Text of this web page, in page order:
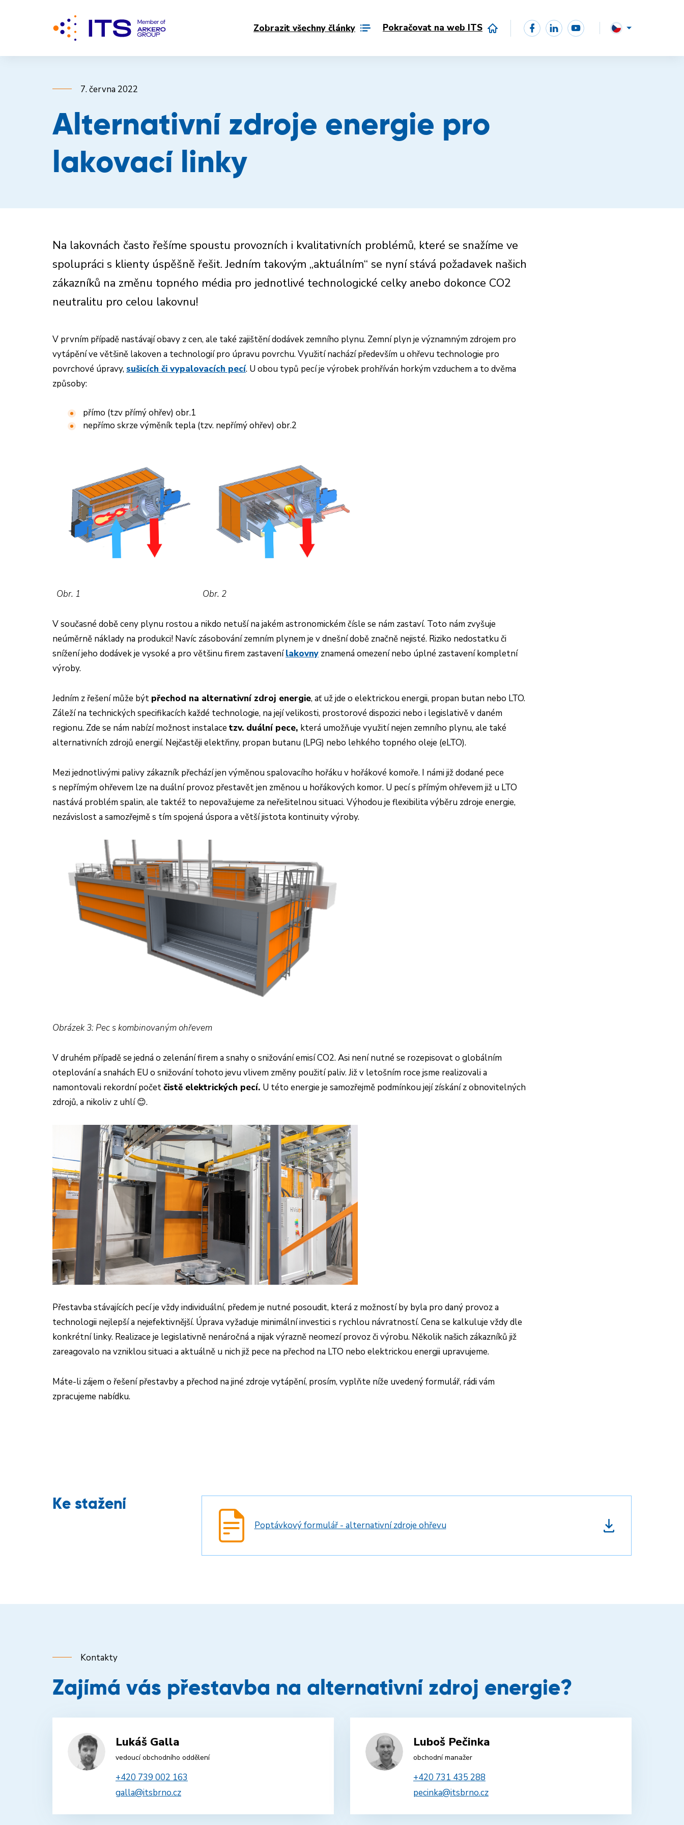
Zobrazit všechny články Pokračovat na web ITS
7. června 2022
Alternativní zdroje energie pro
lakovací linky
Na lakovnách často řešíme spoustu provozních i kvalitativních problémů, které se snažíme ve
spolupráci s klienty úspěšně řešit. Jedním takovým „aktuálním“ se nyní stává požadavek našich
zákazníků na změnu topného média pro jednotlivé technologické celky anebo dokonce CO2
neutralitu pro celou lakovnu!
V prvním případě nastávají obavy z cen, ale také zajištění dodávek zemního plynu. Zemní plyn je významným zdrojem pro
vytápění ve většině lakoven a technologií pro úpravu povrchu. Využití nachází především u ohřevu technologie pro
povrchové úpravy, sušicích či vypalovacích pecí. U obou typů pecí je výrobek prohříván horkým vzduchem a to dvěma
způsoby:
přímo (tzv přímý ohřev) obr.1
nepřímo skrze výměník tepla (tzv. nepřímý ohřev) obr.2
Obr. 1 Obr. 2
V současné době ceny plynu rostou a nikdo netuší na jakém astronomickém čísle se nám zastaví. Toto nám zvyšuje
neúměrně náklady na produkci! Navíc zásobování zemním plynem je v dnešní době značně nejisté. Riziko nedostatku či
snížení jeho dodávek je vysoké a pro většinu firem zastavenílakovny znamená omezení nebo úplné zastavení kompletní
výroby.
Jedním z řešení může být přechod na alternativní zdroj energie, ať už jde o elektrickou energii, propan butan nebo LTO.
Záleží na technických specifikacích každé technologie, na její velikosti, prostorové dispozici nebo i legislativě v daném
regionu. Zde se nám nabízí možnost instalace tzv. duální pece, která umožňuje využití nejen zemního plynu, ale také
alternativních zdrojů energií. Nejčastěji elektřiny, propan butanu (LPG) nebo lehkého topného oleje (eLTO).
Mezi jednotlivými palivy zákazník přechází jen výměnou spalovacího hořáku v hořákové komoře. I námi již dodané pece
s nepřímým ohřevem lze na duální provoz přestavět jen změnou u hořákových komor. U pecí s přímým ohřevem již u LTO
nastává problém spalin, ale taktéž to nepovažujeme za neřešitelnou situaci. Výhodou je flexibilita výběru zdroje energie,
nezávislost a samozřejmě s tím spojená úspora a větší jistota kontinuity výroby.
Obrázek 3: Pec s kombinovaným ohřevem
V druhém případě se jedná o zelenání firem a snahy o snižování emisí CO2. Asi není nutné se rozepisovat o globálním
oteplování a snahách EU o snižování tohoto jevu vlivem změny použití paliv. Již v letošním roce jsme realizovali a
namontovali rekordní početčistě elektrických pecí. U této energie je samozřejmě podmínkou její získání z obnovitelných
zdrojů, a nikoliv z uhlí😊.
Přestavba stávajících pecí je vždy individuální, předem je nutné posoudit, která z možností by byla pro daný provoz a
technologii nejlepší a nejefektivnější. Úprava vyžaduje minimální investici s rychlou návratností. Cena se kalkuluje vždy dle
konkrétní linky. Realizace je legislativně nenáročná a nijak výrazně neomezí provoz či výrobu. Několik našich zákazníků již
zareagovalo na vzniklou situaci a aktuálně u nich již pece na přechod na LTO nebo elektrickou energii upravujeme.
Máte-li zájem o řešení přestavby a přechod na jiné zdroje vytápění, prosím, vyplňte níže uvedený formulář, rádi vám
zpracujeme nabídku.
Ke stažení
Poptávkový formulář - alternativní zdroje ohřevu
Kontakty
Zajímá vás přestavba na alternativní zdroj energie?
Lukáš Galla
vedoucí obchodního oddělení
+420 739 002 163
galla@itsbrno.cz
Luboš Pečinka
obchodní manažer
+420 731 435 288
pecinka@itsbrno.cz